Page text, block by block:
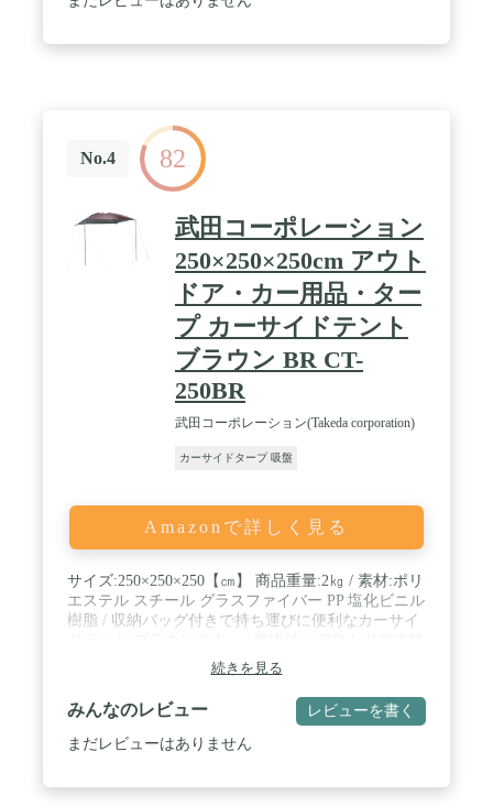
No.4 82
武田コーポレーション
250×250×250cm アウト
ドア・カー用品・ター
プ カーサイドテント
ブラウン BR CT-
250BR
武田コーポレーション(Takeda corporation)
カーサイドタープ 吸盤
Amazonで詳しく見る
サイズ:250×250×250【㎝】 商品重量:2㎏ / 素材:ポリ
エステル スチール グラスファイバー PP 塩化ビニル
樹脂 / 収納バッグ付きで持ち運びに便利なカーサイ
単に広々とした居住空間が確保できます。 / 角度調
節可能な真空強力吸盤と4ｍの飛び防止ロープ付き
で安心♪ / 部門名:ユニセックス・ユース
続きを見る
みんなのレビュー レビューを書く
まだレビューはありません